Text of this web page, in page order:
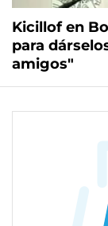
Kicillof en
para
amigos"